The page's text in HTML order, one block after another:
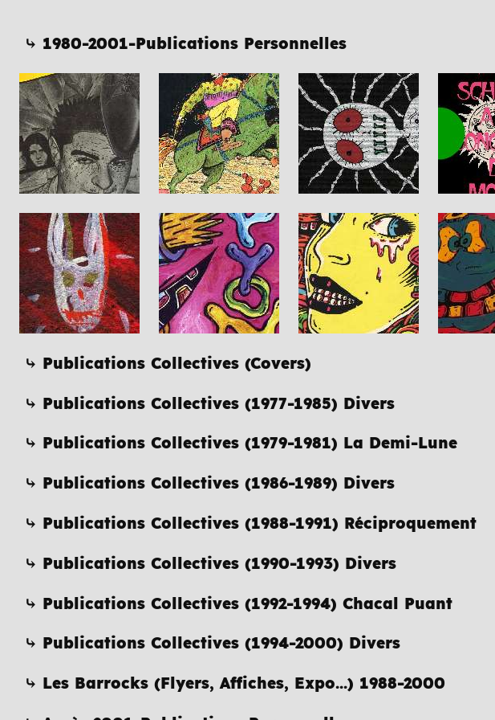
⤷ 1980-2001-Publications Personnelles
⤷ Publications Collectives (Covers)
⤷ Publications Collectives (1977-1985) Divers
⤷ Publications Collectives (1979-1981) La Demi-Lune
⤷ Publications Collectives (1986-1989) Divers
⤷ Publications Collectives (1988-1991) Réciproquement
⤷ Publications Collectives (1990-1993) Divers
⤷ Publications Collectives (1992-1994) Chacal Puant
⤷ Publications Collectives (1994-2000) Divers
⤷ Les Barrocks (Flyers, Affiches, Expo...) 1988-2000